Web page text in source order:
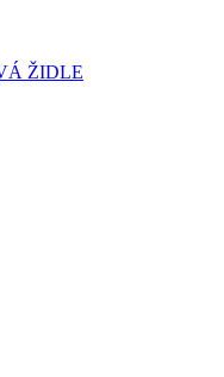
ŽIDLE